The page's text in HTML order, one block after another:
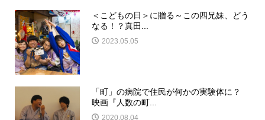
＜こどもの日＞に贈る～この四兄妹、どう
なる！？真田...
2023.05.05
「町」の病院で住民が何かの実験体に？
映画『人数の町...
2020.08.04